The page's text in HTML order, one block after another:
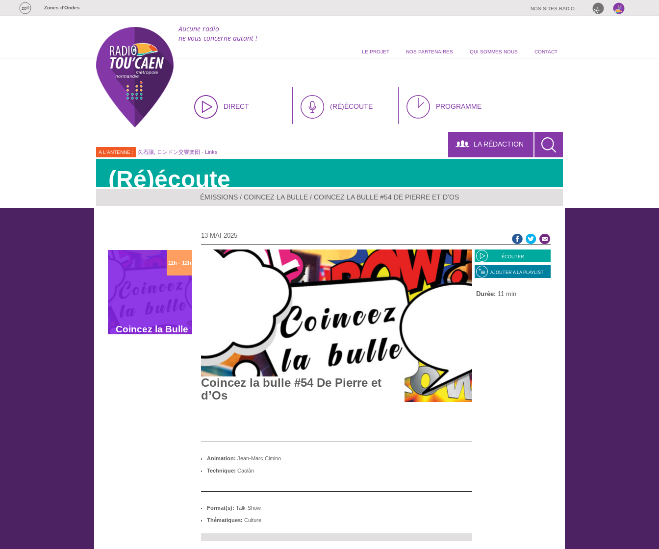
Zones d'Ondes NOS SITES RADIO :
LE PROJET NOS PARTENAIRES QUI SOMMES NOUS CONTACT
Aucune radio
ne vous concerne autant !
DIRECT (RÉ)ÉCOUTE PROGRAMME
A L'ANTENNE : 久石譲, ロンドン交響楽団 - Links
LA RÉDACTION
(Ré)écoute
ÉMISSIONS / COINCEZ LA BULLE / COINCEZ LA BULLE #54 DE PIERRE ET D’OS
11h - 12h
Coincez la Bulle
13 MAI 2025
ÉCOUTER
AJOUTER A LA PLAYLIST
Durée: 11 min
Coincez la bulle #54 De Pierre et
d’Os
Animation: Jean-Marc Cimino
Technique: Caolàn
Format(s): Talk-Show
Thématiques: Culture